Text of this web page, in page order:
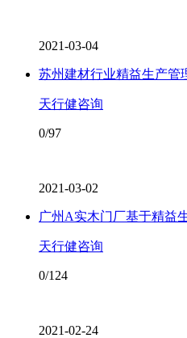
2021-03-04
苏州建材行业精益生产管
天行健咨询
0/97
2021-03-02
广州A实木门厂基于精益
天行健咨询
0/124
2021-02-24